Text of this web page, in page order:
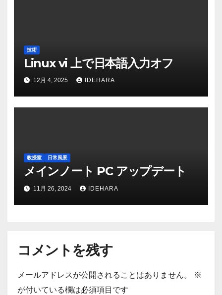
技術
Linux vi 上で日本語入力オフ
12月 4, 2025 IDEHARA
教授室 日常風景
メインノート PC アップデート
11月 26, 2024 IDEHARA
コメントを残す
メールアドレスが公開されることはありません。
※
が付いている欄は必須項目です